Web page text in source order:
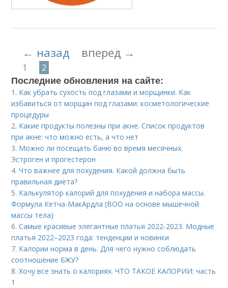
← назад вперед →
1 2
Последние обновления на сайте:
1. Как убрать сухость под глазами и морщинки. Как
избавиться от морщин под глазами: косметологические
процедуры
2. Какие продукты полезны при акне. Список продуктов
при акне: что можно есть, а что нет
3. Можно ли посещать баню во время месячных.
Эстроген и прогестерон
4.Что важнее для похудения. Какой должна быть
правильная диета?
5. Калькулятор калорий для похудения и набора массы.
Формула Кетча-МакАрдла (ВОО на основе мышечной
массы тела)
6.Самые красивые элегантные платья 2022-2023. Модные
платья 2022–2023 года: тенденции и новинки
7. Калории норма в день. Для чего нужно соблюдать
соотношение БЖУ?
8.Хочу все знать о калориях. ЧТО ТАКОЕ КАЛОРИИ: часть
1